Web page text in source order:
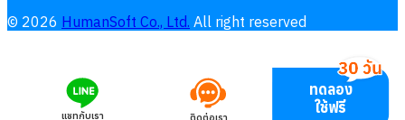
© 2026 HumanSoft Co., Ltd. All right reserved
แชทกับเรา ติดต่อเรา
ทดลอง
ใช้ฟรี